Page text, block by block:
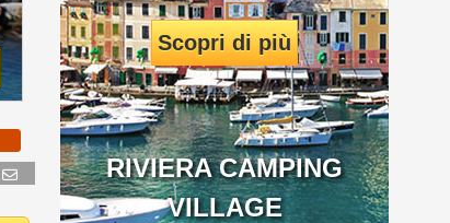
RIVIERA CAMPING
VILLAGE
Scopri di più